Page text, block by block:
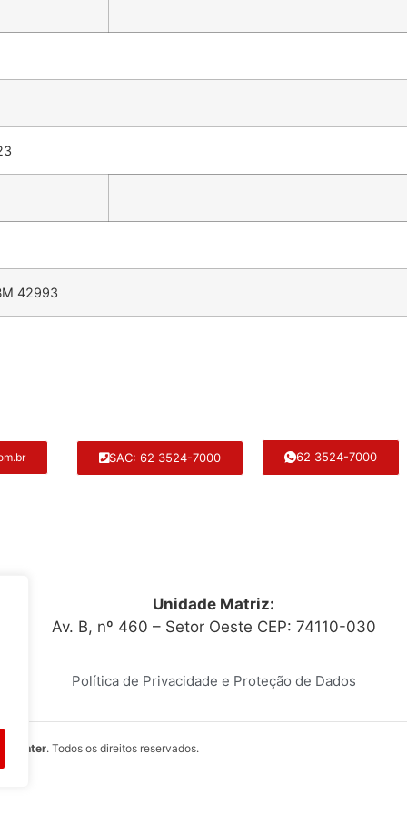
42993
SAC: 62 3524-7000 62 3524-7000
Unidade Matriz:
Av. B, nº 460 – Setor Oeste CEP: 74110-030
Política de Privacidade e Proteção de Dados
. Todos os direitos reservados.